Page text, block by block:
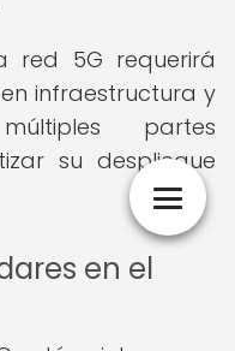
red 5G requerirá
infraestructura y
partes
su despliegue
en el